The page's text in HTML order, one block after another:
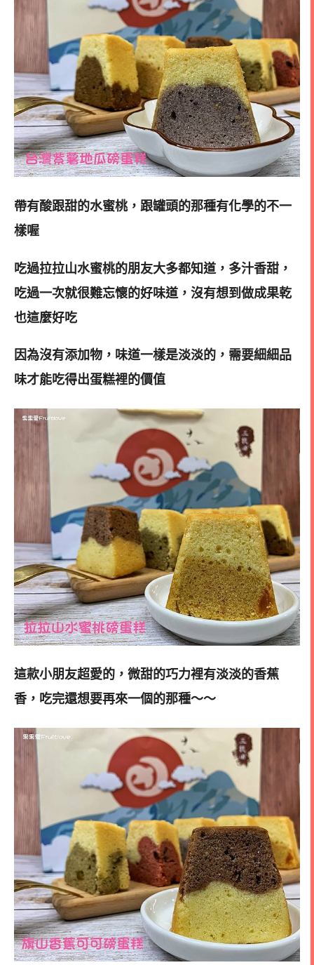
帶有酸跟甜的水蜜桃，跟罐頭的那種有化學的不一
樣喔
吃過拉拉山水蜜桃的朋友大多都知道，多汁香甜，
吃過一次就很難忘懷的好味道，沒有想到做成果乾
也這麼好吃
因為沒有添加物，味道一樣是淡淡的，需要細細品
味才能吃得出蛋糕裡的價值
這款小朋友超愛的，微甜的巧力裡有淡淡的香蕉
香，吃完還想要再來一個的那種～～